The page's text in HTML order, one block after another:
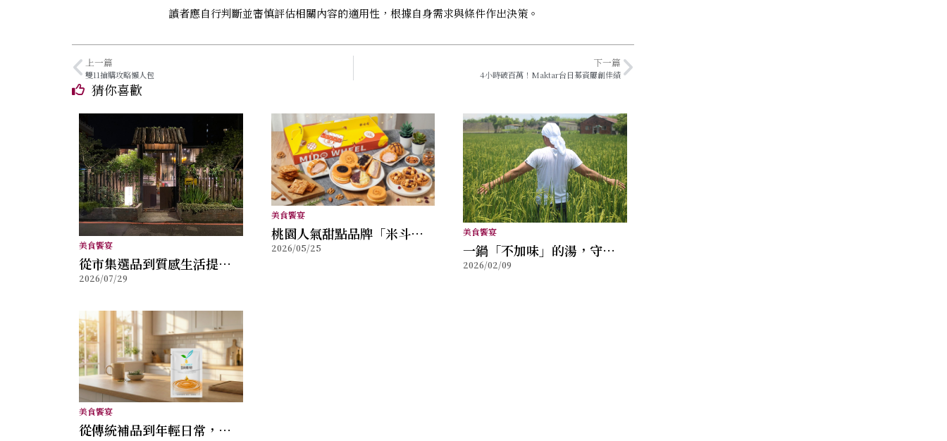
讀者應自行判斷並審慎評估相關內容的適用性，根據自身需求與條件作出決策。
上一篇
雙11搶購攻略懶人包
下一篇
4小時破百萬！Maktar台日募資屢創佳績
猜你喜歡
美食饗宴
從市集選品到質感生活提
案，金枝玉葉打造兼具風格
與舒適的女性穿搭品牌
2026/07/29
美食饗宴
桃園人氣甜點品牌「米斗
多」 以真材實料與職人精
2026/05/25
美食饗宴
⼀鍋「不加味」的湯，守住
台灣物產的鮮
2026/02/09
美食饗宴
從傳統補品到年輕日常，沅